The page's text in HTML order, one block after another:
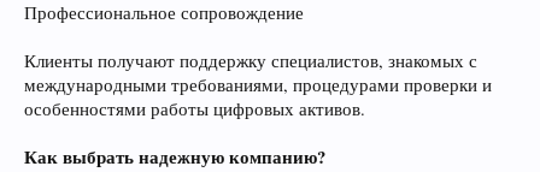
Профессиональное сопровождение
Клиенты получают поддержку специалистов, знакомых с
международными требованиями, процедурами проверки и
особенностями работы цифровых активов.
Как выбрать надежную компанию?